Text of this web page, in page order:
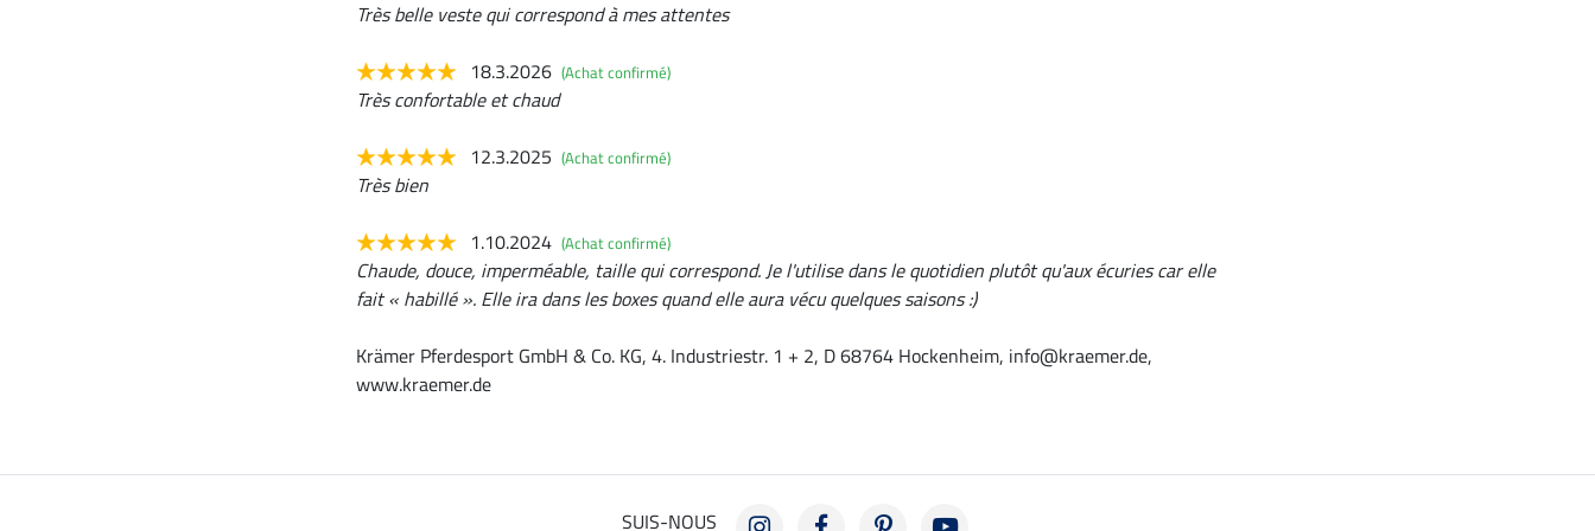
Très belle veste qui correspond à mes attentes
18.3.2026 (Achat confirmé)
Très confortable et chaud
12.3.2025 (Achat confirmé)
Très bien
1.10.2024 (Achat confirmé)
Chaude, douce, imperméable, taille qui correspond. Je l'utilise dans le quotidien plutôt qu'aux écuries car elle
fait « habillé ». Elle ira dans les boxes quand elle aura vécu quelques saisons :)
Krämer Pferdesport GmbH & Co. KG, 4. Industriestr. 1 + 2, D 68764 Hockenheim, info@kraemer.de,
www.kraemer.de
SUIS-NOUS